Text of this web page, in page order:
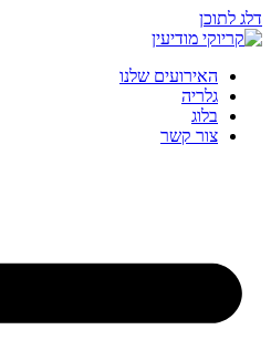
דלג לתוכן
האירועים שלנו
גלריה
בלוג
צור קשר